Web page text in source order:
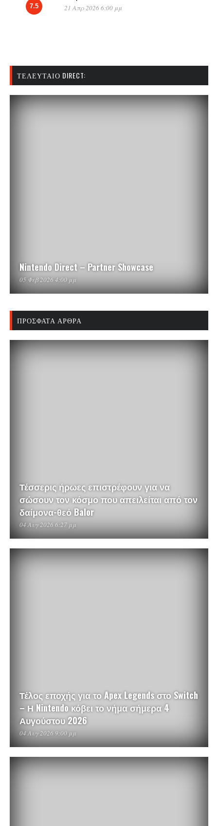
7.5 21 Απρ 2026 6:00 μμ
ΤΕΛΕΥΤΑΊΟ DIRECT:
Nintendo Direct – Partner Showcase
05 Φεβ 2026 4:00 μμ
ΠΡΌΣΦΑΤΑ ΆΡΘΡΑ
Τέσσερις ήρωες επιστρέφουν για να
σώσουν τον κόσμο που απειλείται από τον
δαίμονα-θεό Balor
04 Αυγ 2026 6:27 μμ
Τέλος εποχής για το Apex Legends στο Switch
– Η Nintendo κόβει το νήμα σήμερα 4
Αυγούστου 2026
04 Αυγ 2026 9:00 μμ